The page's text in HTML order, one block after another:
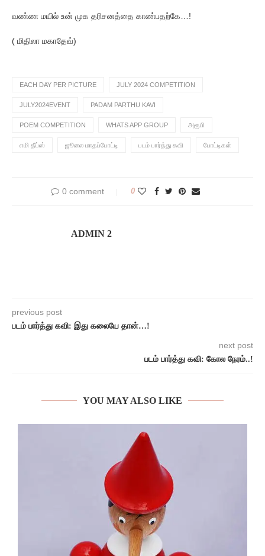
வண்ண மயில் உன் முக தரிசனத்தை காண்பதற்கே…!
( மிதிலா மகாதேவ்)
EACH DAY PER PICTURE JULY 2024 COMPETITION
JULY2024EVENT PADAM PARTHU KAVI
POEM COMPETITION WHATS APP GROUP அரூபி
எமி தீப்ஸ் ஜூலை மாதப்போட்டி படம் பார்த்து கவி போட்டிகள்
0 comment 0
ADMIN 2
previous post
படம் பார்த்து கவி: இது கலையே தான்…!
next post
படம் பார்த்து கவி: கோல நேரம்..!
YOU MAY ALSO LIKE